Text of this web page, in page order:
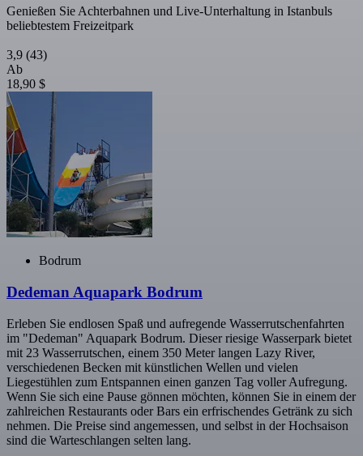
Genießen Sie Achterbahnen und Live-Unterhaltung in Istanbuls
beliebtestem Freizeitpark
3,9 (43)
Ab
18,90 $
Bodrum
Dedeman Aquapark Bodrum
Erleben Sie endlosen Spaß und aufregende Wasserrutschenfahrten
im "Dedeman" Aquapark Bodrum. Dieser riesige Wasserpark bietet
mit 23 Wasserrutschen, einem 350 Meter langen Lazy River,
verschiedenen Becken mit künstlichen Wellen und vielen
Liegestühlen zum Entspannen einen ganzen Tag voller Aufregung.
Wenn Sie sich eine Pause gönnen möchten, können Sie in einem der
zahlreichen Restaurants oder Bars ein erfrischendes Getränk zu sich
nehmen. Die Preise sind angemessen, und selbst in der Hochsaison
sind die Warteschlangen selten lang.